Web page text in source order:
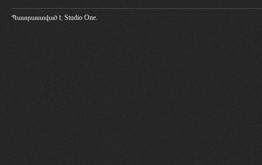
Պատրաստված է Studio One.